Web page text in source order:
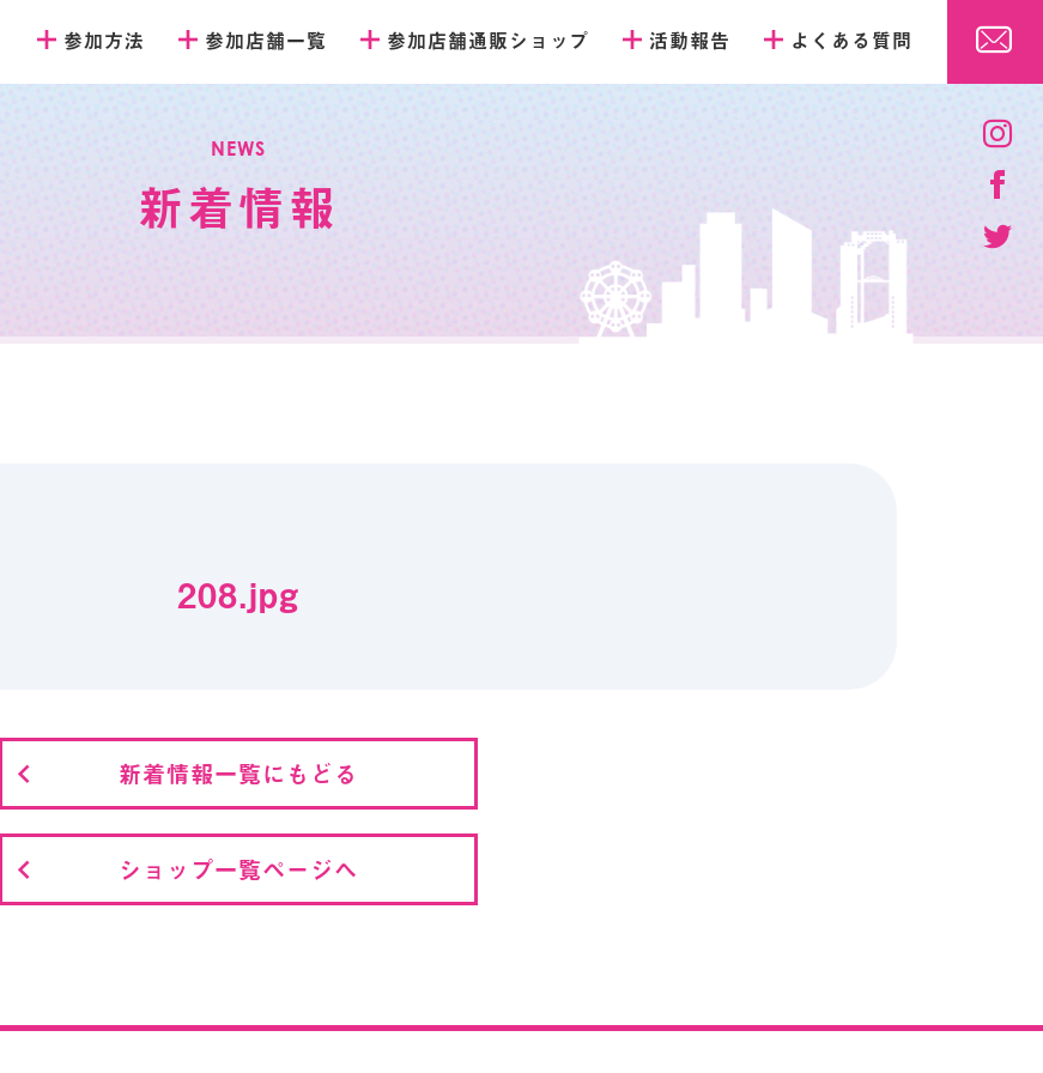
参加方法 参加店舗一覧 参加店舗通販ショップ 活動報告 よくある質問
NEWS
新着情報
208.jpg
新着情報一覧にもどる
ショップ一覧ページへ